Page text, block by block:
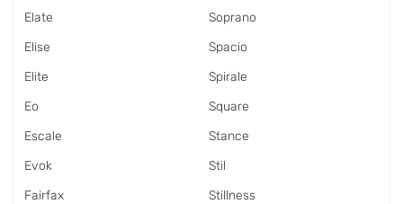
Elate
Elise
Elite
Eo
Escale
Evok
Fairfax
Soprano
Spacio
Spirale
Square
Stance
Stil
Stillness